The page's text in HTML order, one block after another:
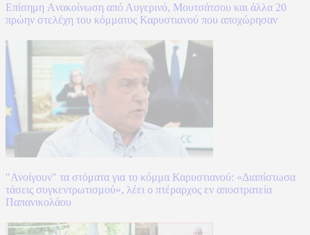
Επίσημη Aνακοίνωση από Αυγερινό, Μουτσάτσου και άλλα 20
πρώην στελέχη του κόμματος Καρυστιανού που αποχώρησαν
"Ανοίγουν" τα στόματα για το κόμμα Καρυστιανού: «Διαπίστωσα
τάσεις συγκεντρωτισμού», λέει ο πτέραρχος εν αποστρατεία
Παπανικολάου